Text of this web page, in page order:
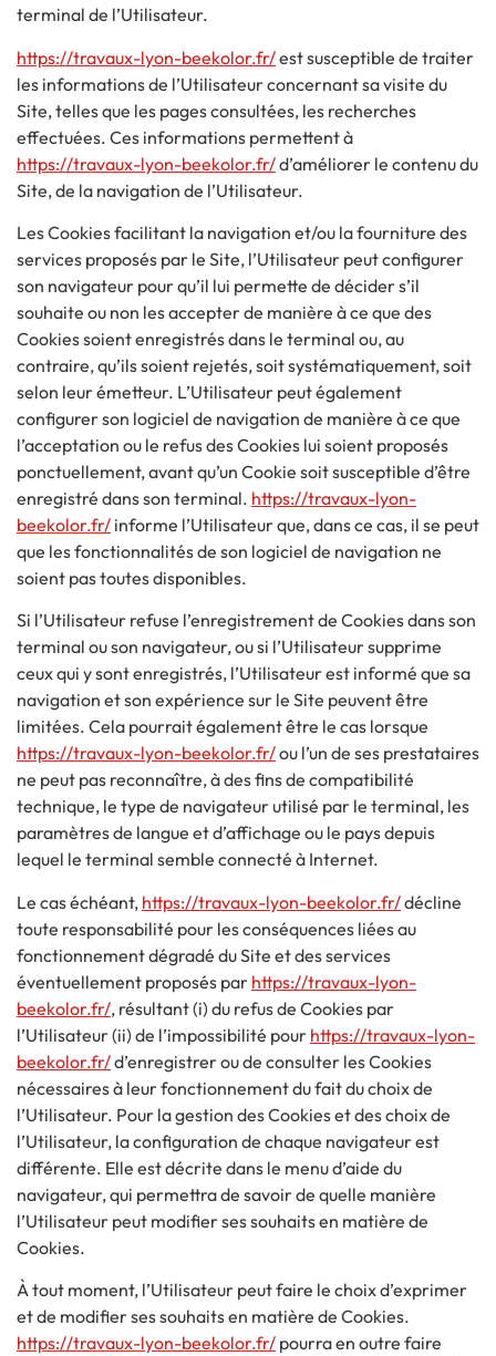
terminal de l’Utilisateur.
https://travaux-lyon-beekolor.fr/est susceptible de traiter
les informations de l’Utilisateur concernant sa visite du
Site, telles que les pages consultées, les recherches
effectuées. Ces informations permettent à
https://travaux-lyon-beekolor.fr/d’améliorer le contenu du
Site, de la navigation de l’Utilisateur.
Les Cookies facilitant la navigation et/ou la fourniture des
services proposés par le Site, l’Utilisateur peut configurer
son navigateur pour qu’il lui permette de décider s’il
souhaite ou non les accepter de manière à ce que des
Cookies soient enregistrés dans le terminal ou, au
contraire, qu’ils soient rejetés, soit systématiquement, soit
selon leur émetteur. L’Utilisateur peut également
configurer son logiciel de navigation de manière à ce que
l’acceptation ou le refus des Cookies lui soient proposés
ponctuellement, avant qu’un Cookie soit susceptible d’être
enregistré dans son terminal. https://travaux-lyon-
beekolor.fr/ informe l’Utilisateur que, dans ce cas, il se peut
que les fonctionnalités de son logiciel de navigation ne
soient pas toutes disponibles.
Si l’Utilisateur refuse l’enregistrement de Cookies dans son
terminal ou son navigateur, ou si l’Utilisateur supprime
ceux qui y sont enregistrés, l’Utilisateur est informé que sa
navigation et son expérience sur le Site peuvent être
limitées. Cela pourrait également être le cas lorsque
https://travaux-lyon-beekolor.fr/ou l’un de ses prestataires
ne peut pas reconnaître, à des fins de compatibilité
technique, le type de navigateur utilisé par le terminal, les
paramètres de langue et d’affichage ou le pays depuis
lequel le terminal semble connecté à Internet.
Le cas échéant, https://travaux-lyon-beekolor.fr/décline
toute responsabilité pour les conséquences liées au
fonctionnement dégradé du Site et des services
éventuellement proposés par https://travaux-lyon-
beekolor.fr/, résultant (i) du refus de Cookies par
l’Utilisateur (ii) de l’impossibilité pour https://travaux-lyon-
beekolor.fr/d’enregistrer ou de consulter les Cookies
nécessaires à leur fonctionnement du fait du choix de
l’Utilisateur. Pour la gestion des Cookies et des choix de
l’Utilisateur, la configuration de chaque navigateur est
différente. Elle est décrite dans le menu d’aide du
navigateur, qui permettra de savoir de quelle manière
l’Utilisateur peut modifier ses souhaits en matière de
Cookies.
À tout moment, l’Utilisateur peut faire le choix d’exprimer
et de modifier ses souhaits en matière de Cookies.
https://travaux-lyon-beekolor.fr/ pourra en outre faire